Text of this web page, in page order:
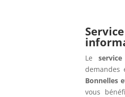
Le
demandes
Bonnelles
vous